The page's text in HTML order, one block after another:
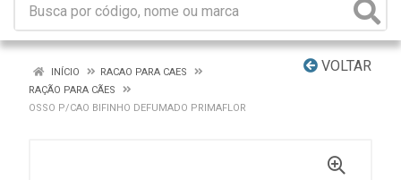
VOLTAR
INÍCIO
RACAO PARA CAES
RAÇÃO PARA CÃES
OSSO P/CAO BIFINHO DEFUMADO PRIMAFLOR